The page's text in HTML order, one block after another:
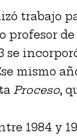
trabajo
profesor
se
mismo
Proceso,
1984 y